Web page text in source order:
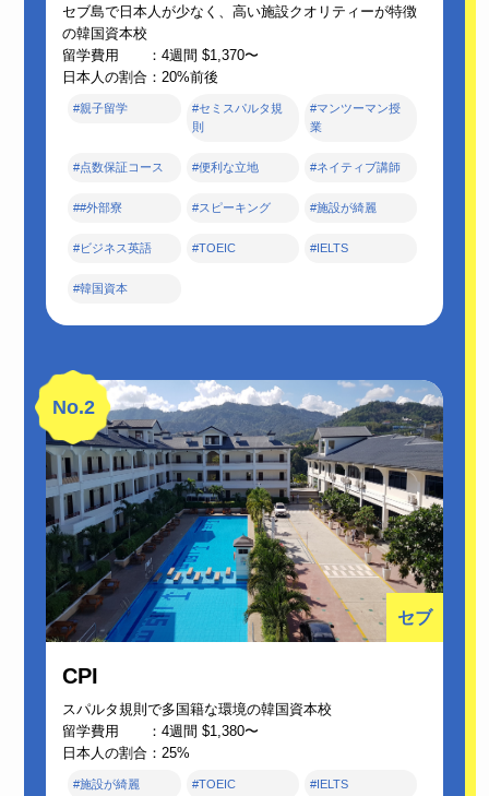
セブ島で日本人が少なく、高い施設クオリティーが特徴
の韓国資本校
留学費用 ：4週間 $1,370〜
日本人の割合：20%前後
#親子留学
#セミスパルタ規
則
#マンツーマン授
業
#点数保証コース #便利な立地 #ネイティブ講師
##外部寮 #スピーキング #施設が綺麗
#ビジネス英語 #TOEIC #IELTS
#韓国資本
セブ
CPI
スパルタ規則で多国籍な環境の韓国資本校
留学費用 ：4週間 $1,380〜
日本人の割合：25%
#施設が綺麗 #TOEIC #IELTS
No.2